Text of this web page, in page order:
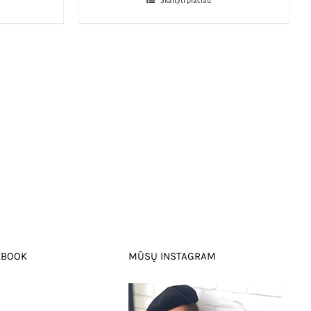
MŪSŲ INSTAGRAM